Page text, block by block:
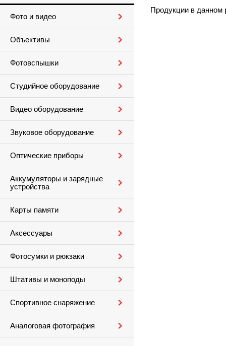
Фото и видео
Объективы
Фотовспышки
Студийное оборудование
Видео оборудование
Звуковое оборудование
Оптические приборы
Аккумуляторы и зарядные
устройства
Карты памяти
Аксессуары
Фотосумки и рюкзаки
Штативы и моноподы
Спортивное снаряжение
Аналоговая фотография
Продукции в данном